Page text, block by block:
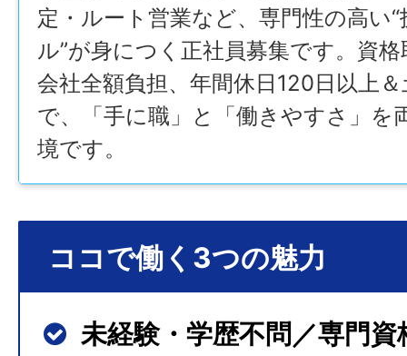
定・ルート営業など、専門性の高い
ル”が身につく正社員募集です。資
会社全額負担、年間休日120日以上
で、「手に職」と「働きやすさ」を
境です。
ココで働く3つの魅力
未経験・学歴不問／専門